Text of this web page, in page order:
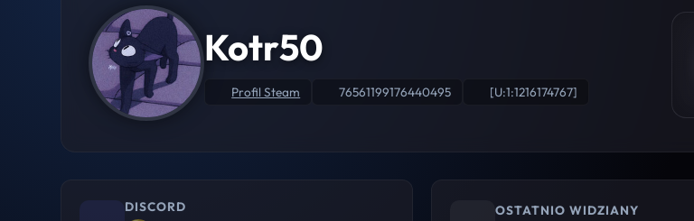
Kotr50
Profil Steam 76561199176440495 [U:1:1216174767]
DISCORD OSTATNIO WIDZIANY